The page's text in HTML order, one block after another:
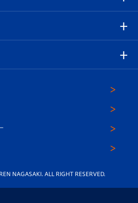
もてなしガイド
クラブ）
ト
タグラム
NAGASAKI. ALL RIGHT RESERVED.